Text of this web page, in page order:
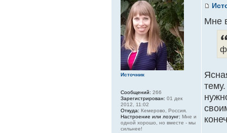
Мне
Источник
Сообщений: 266
Зарегистрирован: 01 дек
2012, 11:02
Откуда: Кемерово, Россия.
Настроение или лозунг: Мне и
одной хорошо, но вместе - мы
сильнее!